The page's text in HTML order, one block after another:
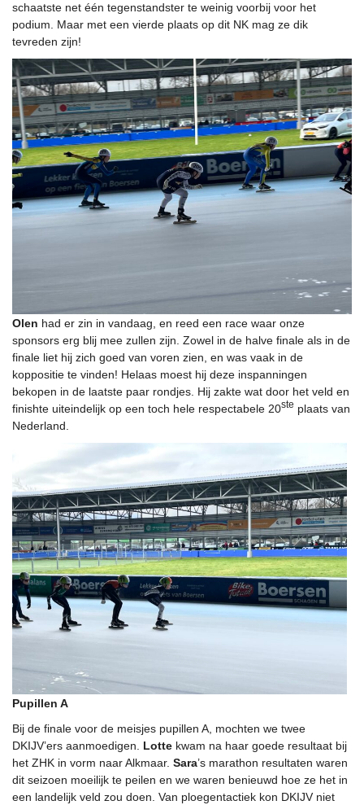
schaatste net één tegenstandster te weinig voorbij voor het
podium. Maar met een vierde plaats op dit NK mag ze dik
tevreden zijn!
Olen had er zin in vandaag, en reed een race waar onze
sponsors erg blij mee zullen zijn. Zowel in de halve finale als in de
finale liet hij zich goed van voren zien, en was vaak in de
koppositie te vinden! Helaas moest hij deze inspanningen
bekopen in de laatste paar rondjes. Hij zakte wat door het veld en
finishte uiteindelijk op een toch hele respectabele 20ste plaats van
Nederland.
Pupillen A
Bij de finale voor de meisjes pupillen A, mochten we twee
DKIJV’ers aanmoedigen. Lotte kwam na haar goede resultaat bij
het ZHK in vorm naar Alkmaar. Sara’s marathon resultaten waren
dit seizoen moeilijk te peilen en we waren benieuwd hoe ze het in
een landelijk veld zou doen. Van ploegentactiek kon DKIJV niet